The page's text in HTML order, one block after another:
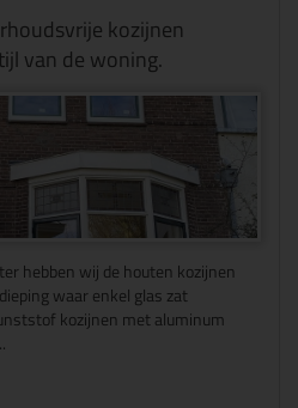
kozijnen
van de woning.
hebben wij de houten kozijnen
waar enkel glas zat
kozijnen met aluminum